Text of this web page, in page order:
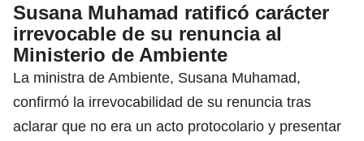
Susana Muhamad ratificó carácter
irrevocable de su renuncia al
Ministerio de Ambiente
La ministra de Ambiente, Susana Muhamad,
confirmó la irrevocabilidad de su renuncia tras
aclarar que no era un acto protocolario y presentar